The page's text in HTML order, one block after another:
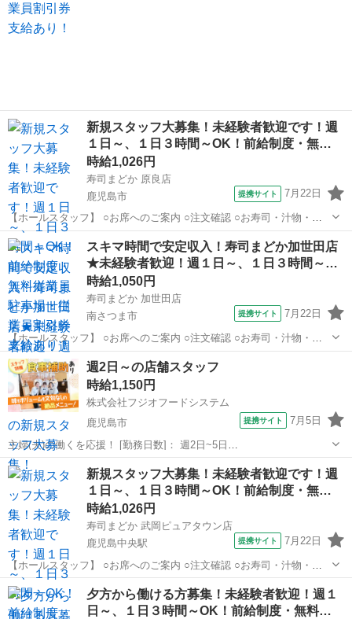
新規スタッフ大募集！未経験者歓迎です！週
１日～、１日３時間～OK！前給制度・無…
時給1,026円
寿司まどか 原良店
鹿児島市
提携サイト 7月22日
【ホールスタッフ】 ○お席へのご案内 ○注文確認 ○お寿司・汁物・揚
げ物などのお料理提供 ○レジ・お席やフロアの片付け など お寿司やお
味噌汁など、パパッと運べるものがメイン！ すぐに慣れますよ(*^^*)
【キッチンスタ...
鹿児島 鹿児島市 キッチン
スキマ時間で安定収入！寿司まどか加世田店
★未経験者歓迎！週１日～、１日３時間～…
時給1,050円
寿司まどか 加世田店
南さつま市
提携サイト 7月22日
【ホールスタッフ】 ○お席へのご案内 ○注文確認 ○お寿司・汁物・揚
げ物などのお料理提供 ○レジ・お席やフロアの片付け など お寿司やお
味噌汁など、パパッと運べるものがメイン！ すぐに慣れますよ(*^^*)
【キッチンスタ...
鹿児島 南さつま市 キッチン
週2日～の店舗スタッフ
時給1,150円
株式会社フジオフードシステム
鹿児島市
提携サイト 7月5日
主婦(夫)の働くを応援！ [勤務日数]： 週2日~5日
10:00~23:00/10:00~13:00/19:00~23:00 [勤務地・最寄駅]： 鹿児島県鹿
児島市東開町7イオンモール鹿児島1F 串家物語 イオンモー...
鹿児島 鹿児島市 キッチン
新規スタッフ大募集！未経験者歓迎です！週
１日～、１日３時間～OK！前給制度・無…
時給1,026円
寿司まどか 武岡ピュアタウン店
鹿児島中央駅
提携サイト 7月22日
【ホールスタッフ】 ○お席へのご案内 ○注文確認 ○お寿司・汁物・揚
げ物などのお料理提供 ○レジ・お席やフロアの片付け など お寿司やお
味噌汁など、パパッと運べるものがメイン！ すぐに慣れますよ(*^^*)
【キッチンスタ...
鹿児島 鹿児島市 鹿児島中央駅 キッチン
夕方から働ける方募集！未経験者歓迎！週１
日～、１日３時間～OK！前給制度・無料…